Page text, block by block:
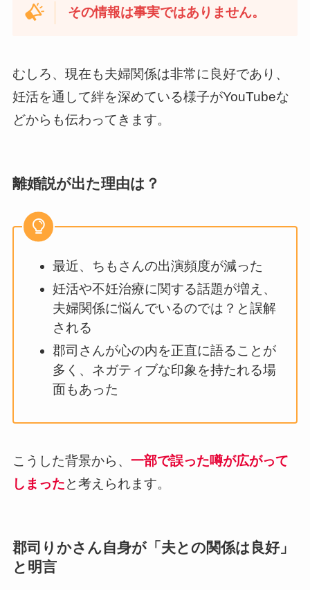
その情報は事実ではありません。
むしろ、現在も夫婦関係は非常に良好であり、
妊活を通して絆を深めている様子がYouTubeな
どからも伝わってきます。
離婚説が出た理由は？
最近、ちもさんの出演頻度が減った
妊活や不妊治療に関する話題が増え、
夫婦関係に悩んでいるのでは？と誤解
される
郡司さんが心の内を正直に語ることが
多く、ネガティブな印象を持たれる場
面もあった
こうした背景から、 一部で誤った噂が広がって
しまったと考えられます。
郡司りかさん自身が「夫との関係は良好」
と明言